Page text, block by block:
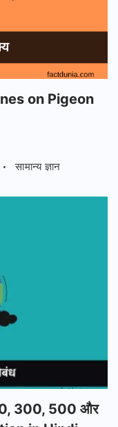
on Pigeon
सामान्य ज्ञान
300, 500 और